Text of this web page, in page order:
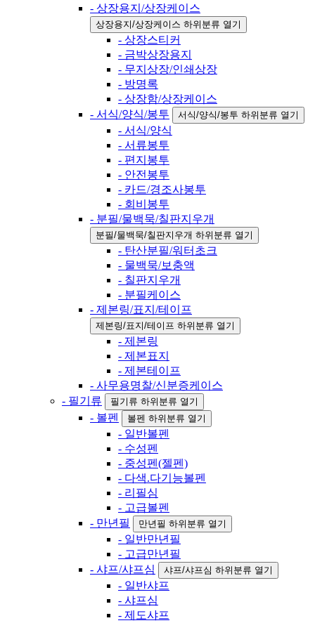
- 상장용지/상장케이스
상장용지/상장케이스 하위분류 열기
- 상장스티커
- 금박상장용지
- 무지상장/인쇄상장
- 방명록
- 상장함/상장케이스
- 서식/양식/봉투
서식/양식/봉투 하위분류 열기
- 서식/양식
- 서류봉투
- 편지봉투
- 안전봉투
- 카드/경조사봉투
- 회비봉투
- 분필/물백묵/칠판지우개
분필/물백묵/칠판지우개 하위분류 열기
- 탄산분필/워터초크
- 물백묵/보충액
- 칠판지우개
- 분필케이스
- 제본링/표지/테이프
제본링/표지/테이프 하위분류 열기
- 제본링
- 제본표지
- 제본테이프
- 사무용명찰/신분증케이스
- 필기류
필기류 하위분류 열기
- 볼펜 볼펜 하위분류 열기
- 일반볼펜
- 수성펜
- 중성펜(젤펜)
- 다색.다기능볼펜
- 리필심
- 고급볼펜
- 만년필
만년필 하위분류 열기
- 일반만년필
- 고급만년필
- 샤프/샤프심
샤프/샤프심 하위분류 열기
- 일반샤프
- 샤프심
- 제도샤프